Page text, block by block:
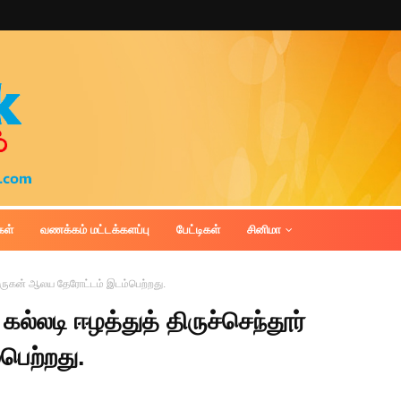
வணக்கம் மட்டக்களப்பு பேட்டிகள் சினிமா
ஆலய தேரோட்டம் இடம்பெற்றது.
ஈழத்துத் திருச்செந்தூர்